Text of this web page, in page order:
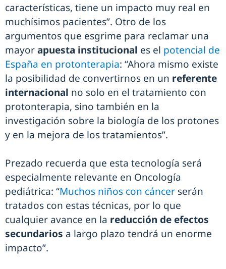
características, tiene un impacto muy real en
muchísimos pacientes”. Otro de los
argumentos que esgrime para reclamar una
mayorapuesta institucional es el potencial de
España en protonterapia: “Ahora mismo existe
la posibilidad de convertirnos en un referente
internacional no solo en el tratamiento con
protonterapia, sino también en la
investigación sobre la biología de los protones
y en la mejora de los tratamientos”.
Prezado recuerda que esta tecnología será
especialmente relevante en Oncología
pediátrica: “Muchos niños con cáncer serán
tratados con estas técnicas, por lo que
cualquier avance en la reducción de efectos
secundarios a largo plazo tendrá un enorme
impacto”.